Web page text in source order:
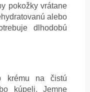
pokožky vrátane
alebo
dlhodobú
krému na čistú
kúpeli. Jemne